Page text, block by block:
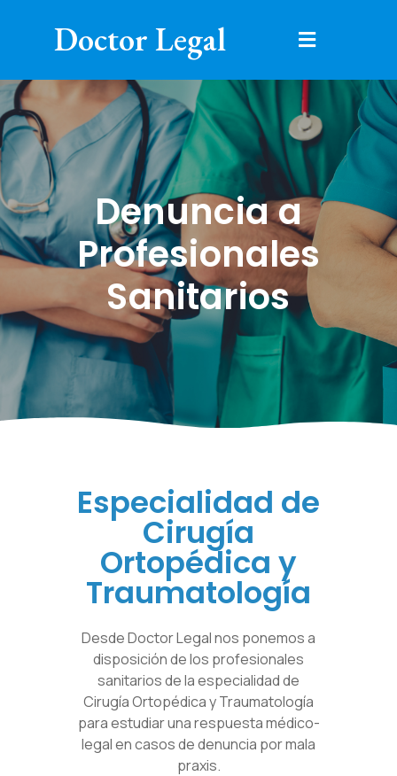
Doctor Legal
Denuncia a
Profesionales
Sanitarios
Especialidad de
Cirugía
Ortopédica y
Traumatología
Desde Doctor Legal nos ponemos a
disposición de los profesionales
sanitarios de la especialidad de
Cirugía Ortopédica y Traumatología
para estudiar una respuesta médico-
legal en casos de denuncia por mala
praxis.